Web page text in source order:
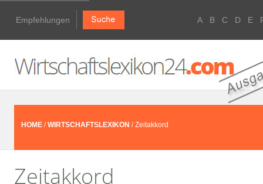
Empfehlungen A B C D E
HOME /WIRTSCHAFTSLEXIKON / Zeitakkord
Zeitakkord